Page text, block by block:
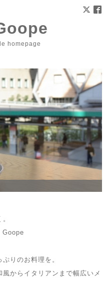
homepage
Goope
りのお料理を。
からイタリアンまで幅広いメ